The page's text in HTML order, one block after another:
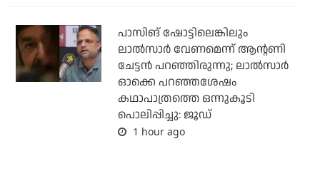
പാസിങ് ഷോട്ടിലെങ്കിലും
ലാല്‍സാര്‍ വേണമെന്ന് ആന്റണി
ചേട്ടന്‍ പറഞ്ഞിരുന്നു; ലാല്‍സാര്‍
ഓക്കെ പറഞ്ഞശേഷം
കഥാപാത്രത്തെ ഒന്നുകൂടി
പൊലിപ്പിച്ചു: ജൂഡ്
1 hour ago